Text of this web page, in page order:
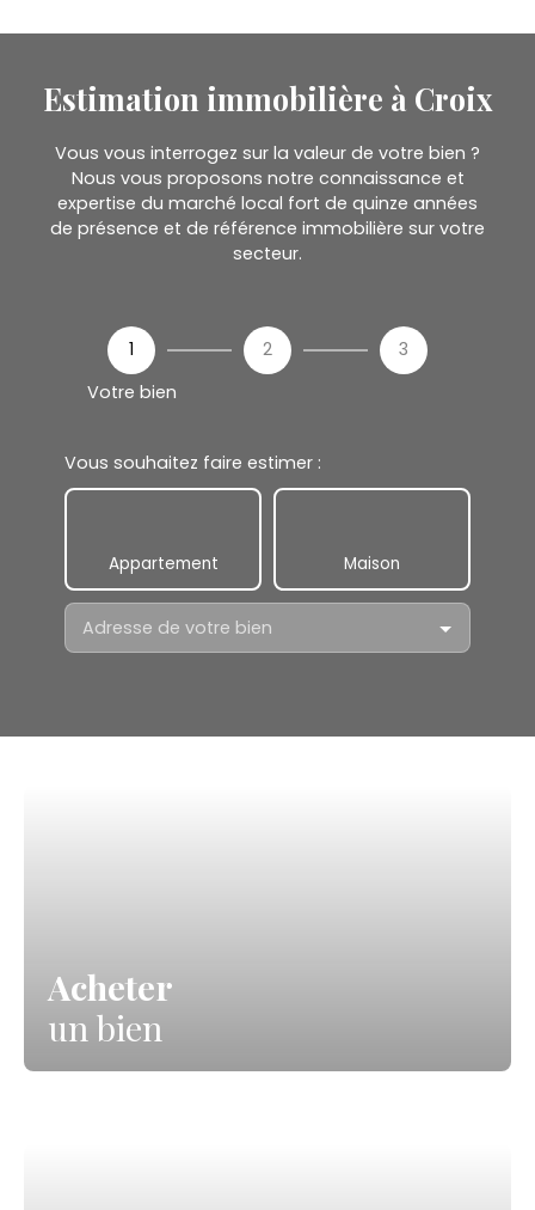
nous pour une visite
Estimation immobilière à Croix
Vous vous interrogez sur la valeur de votre bien ?
Nous vous proposons notre connaissance et
expertise du marché local fort de quinze années
de présence et de référence immobilière sur votre
secteur.
1
Votre bien
2 3
Vous souhaitez faire estimer :
Appartement Maison
Adresse de votre bien
Acheter
un bien